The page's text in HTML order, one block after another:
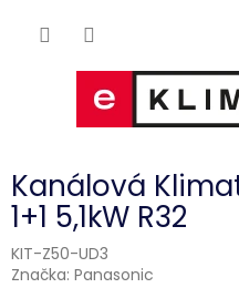
Kanálová
1+1 5,1kW R32
KIT-Z50-UD3
Značka: Panasonic